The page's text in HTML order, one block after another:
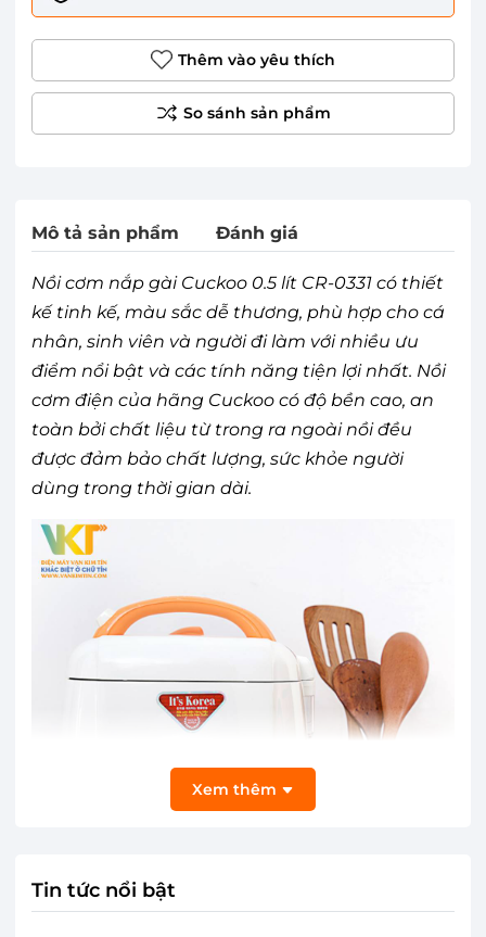
Thêm vào yêu thích
Mô tả sản phẩm Đánh giá
Nồi cơm nắp gài Cuckoo 0.5 lít CR-0331 có thiết
kế tinh kế, màu sắc dễ thương, phù hợp cho cá
nhân, sinh viên và người đi làm với nhiều ưu
điểm nổi bật và các tính năng tiện lợi nhất. Nồi
cơm điện của hãng Cuckoo có độ bền cao, an
toàn bởi chất liệu từ trong ra ngoài nồi đều
được đảm bảo chất lượng, sức khỏe người
dùng trong thời gian dài.
Xem thêm
Tin tức nổi bật